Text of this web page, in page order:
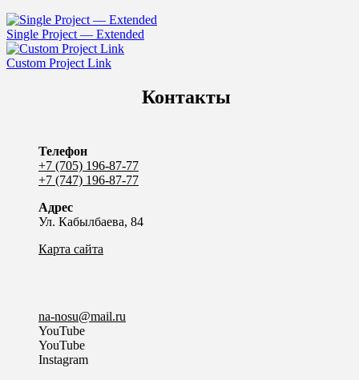
Single Project — Extended
Custom Project Link
Контакты
Телефон
+7 (705) 196-87-77
+7 (747) 196-87-77
Адрес
Ул. Кабылбаева, 84
Карта сайта
na-nosu@mail.ru
YouTube
YouTube
Instagram